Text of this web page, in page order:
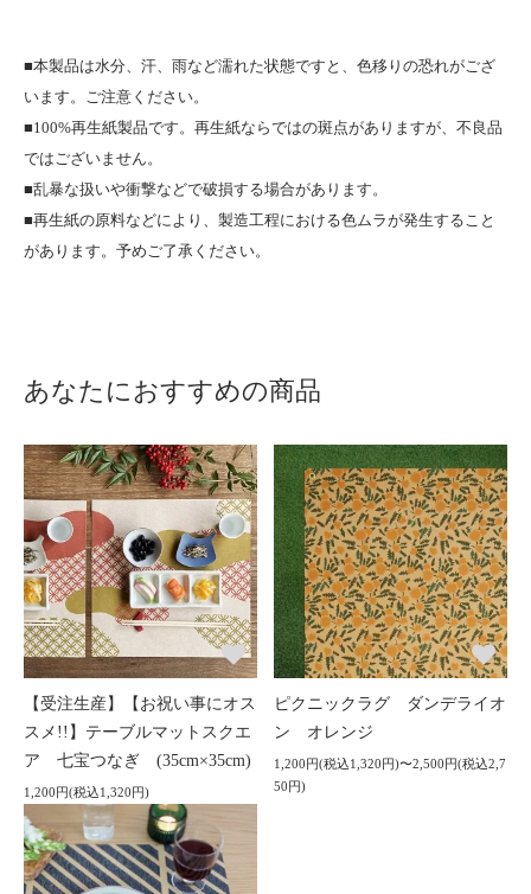
■本製品は水分、汗、雨など濡れた状態ですと、色移りの恐れがござ
います。ご注意ください。
■100%再生紙製品です。再生紙ならではの斑点がありますが、不良品
ではございません。
■乱暴な扱いや衝撃などで破損する場合があります。
■再生紙の原料などにより、製造工程における色ムラが発生すること
があります。予めご了承ください。
あなたにおすすめの商品
【受注生産】【お祝い事にオス
スメ!!】テーブルマットスクエ
ア 七宝つなぎ (35cm×35cm)
1,200円(税込1,320円)
ピクニックラグ ダンデライオ
ン オレンジ
1,200円(税込1,320円)〜2,500円(税込2,7
50円)